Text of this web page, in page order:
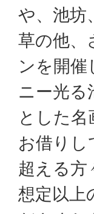
や、池坊
草の他、
ンを開
ニー光る
とした
お借り
超える方
想定以上